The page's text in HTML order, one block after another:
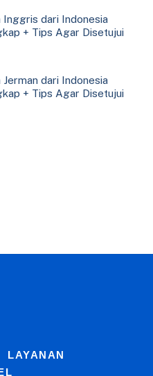
Inggris dari Indonesia
+ Tips Agar Disetujui
dari Indonesia
+ Tips Agar Disetujui
LAYANAN